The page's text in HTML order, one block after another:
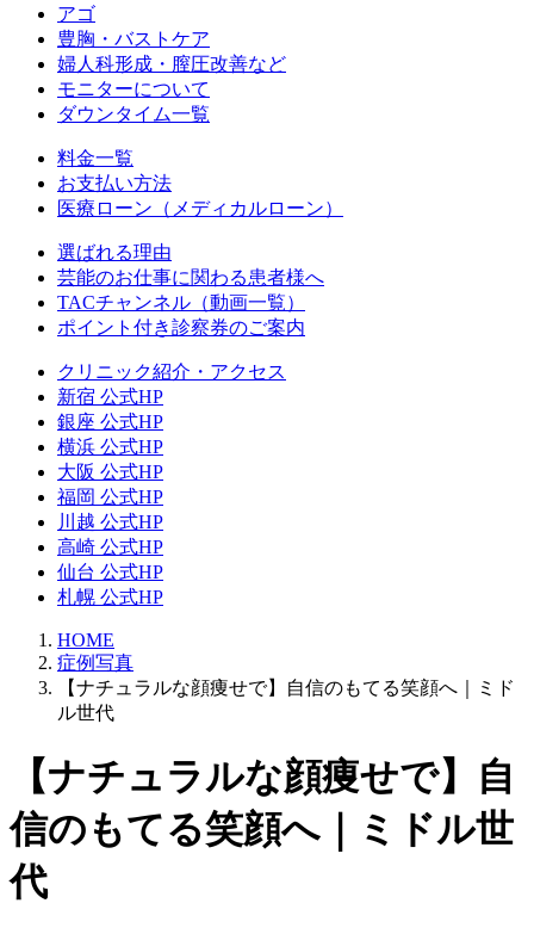
アゴ
豊胸・バストケア
婦人科形成・膣圧改善など
モニターについて
ダウンタイム一覧
料金一覧
お支払い方法
医療ローン（メディカルローン）
選ばれる理由
芸能のお仕事に関わる患者様へ
TACチャンネル（動画一覧）
ポイント付き診察券のご案内
クリニック紹介・アクセス
新宿 公式HP
銀座 公式HP
横浜 公式HP
大阪 公式HP
福岡 公式HP
川越 公式HP
高崎 公式HP
仙台 公式HP
札幌 公式HP
HOME
症例写真
【ナチュラルな顔痩せで】自信のもてる笑顔へ｜ミド
ル世代
【ナチュラルな顔痩せで】自
信のもてる笑顔へ｜ミドル世
代